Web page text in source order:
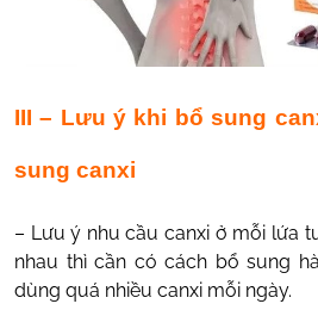
III – Lưu ý khi bổ sung
sung canxi
– Lưu ý nhu cầu canxi ở mỗi lứa
nhau thì cần có cách bổ sung
dùng quá nhiều canxi mỗi ngày.